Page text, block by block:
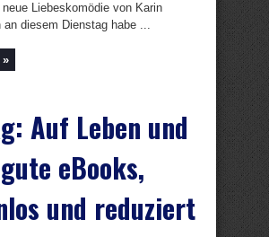
neue Liebeskomödie von Karin
an diesem Dienstag habe ...
»
Auf Leben und
eBooks,
und reduziert